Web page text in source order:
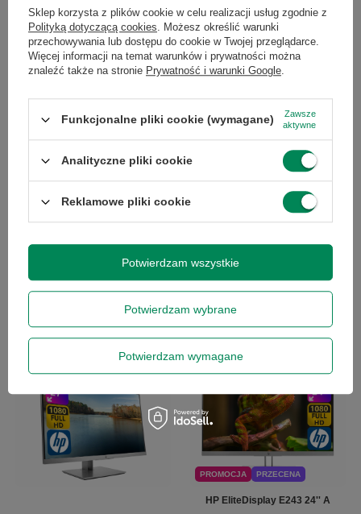
HP EliteDisplay E243 IPS
OKAZJA
HP EliteDisplay E241i 24'' IPS
WUXGA
szt.
okresie 30 dni przed
wprowadzeniem obniżki:
278,00 zł 0%
+ Dodaj do porównania
Ilość produktów
PROMOCJA PRZECENA
HP EliteDisplay E243 24'' A
Sklep korzysta z plików cookie w celu realizacji usług zgodnie z
Polityką dotyczącą cookies. Możesz określić warunki
przechowywania lub dostępu do cookie w Twojej przeglądarce.
Więcej informacji na temat warunków i prywatności można
znaleźć także na stronie Prywatność i warunki Google.
Funkcjonalne pliki cookie (wymagane)
Zawsze
aktywne
Analityczne pliki cookie
Reklamowe pliki cookie
Potwierdzam wybrane
Potwierdzam wymagane
Potwierdzam wszystkie